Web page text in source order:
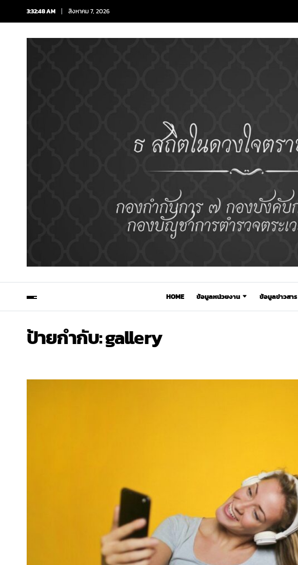
3:32:49 AM สิงหาคม 7, 2026
HOME ข้อมูลหน่วยงาน ข้อมูลข่าวสาร
ป้ายกำกับ:gallery